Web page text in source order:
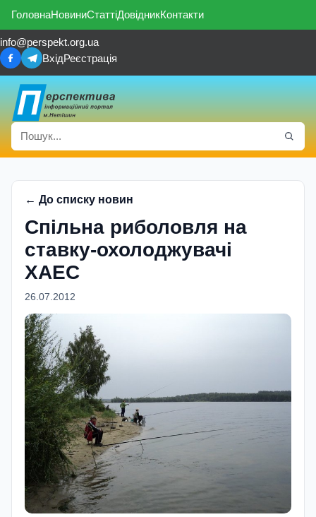
ГоловнаНовиниСтаттіДовідникКонтакти
info@perspekt.org.ua
ВхідРеєстрація
← До списку новин
Спільна риболовля на
ставку-охолоджувачі
ХАЕС
26.07.2012